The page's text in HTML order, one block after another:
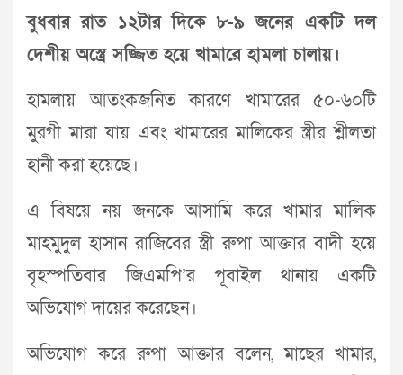
বুধবার রাত ১২টার দিকে ৮-৯ জনের একটি দল
দেশীয় অস্ত্রে সজ্জিত হয়ে খামারে হামলা চালায়।
হামলায় আতংকজনিত কারণে খামারের ৫০-৬০টি
মুরগী মারা যায় এবং খামারের মালিকের স্ত্রীর শ্লীলতা
হানী করা হয়েছে।
এ বিষয়ে নয় জনকে আসামি করে খামার মালিক
মাহমুদুল হাসান রাজিবের স্ত্রী রুপা আক্তার বাদী হয়ে
বৃহস্পতিবার জিএমপি’র পূবাইল থানায় একটি
অভিযোগ দায়ের করেছেন।
অভিযোগ করে রুপা আক্তার বলেন, মাছের খামার,